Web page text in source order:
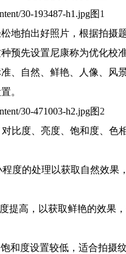
图1
拍出好照片，根据拍摄
预先设置尼康称为优化校
、自然、鲜艳、人像、风
。
图2
比度、亮度、饱和度、色
度的处理以获取自然效果
提高，以获取鲜艳的效果
和度设置较低，适合拍摄